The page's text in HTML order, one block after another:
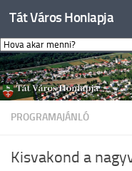
Skip to content
Tát Város Honlapja
PROGRAMAJÁNLÓ
Kisvakond a